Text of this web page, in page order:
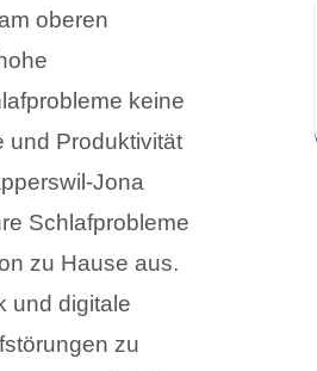
oberen
keine
und Produktivität
Jona
Schlafprobleme
zu Hause aus.
und digitale
zu